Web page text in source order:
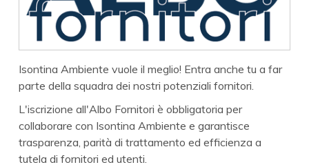
Isontina Ambiente vuole il meglio! Entra anche tu a far
parte della squadra dei nostri potenziali fornitori.
L'iscrizione all'Albo Fornitori è obbligatoria per
collaborare con Isontina Ambiente e garantisce
trasparenza, parità di trattamento ed efficienza a
tutela di fornitori ed utenti.